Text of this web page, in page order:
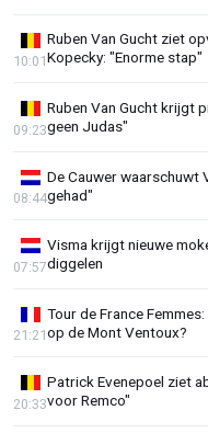
Ruben Van Gucht ziet
Kopecky: "Enorme stap"
10:01
Ruben Van Gucht krijgt
geen Judas"
09:23
De Cauwer waarschuwt
gehad"
08:44
Visma krijgt nieuwe
diggelen
07:57
Tour de France
op de Mont Ventoux?
21:21
Patrick Evenepoel ziet
voor Remco"
20:33